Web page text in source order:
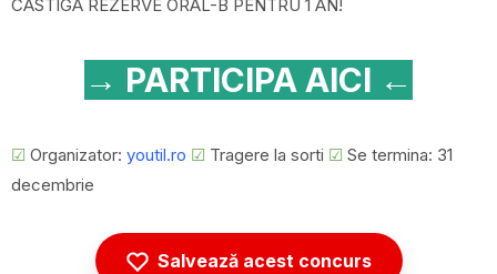
CASTIGA REZERVE ORAL-B PENTRU 1 AN!
→ PARTICIPA AICI ←
☑ Organizator: youtil.ro ☑ Tragere la sorti ☑ Se termina: 31
decembrie
Salvează acest concurs